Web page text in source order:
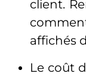
client.
affichés
Le coût